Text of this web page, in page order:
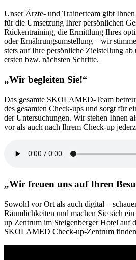
Unser Ärzte- und Trainerteam gibt
für die Umsetzung Ihrer persönlichen
Rückentraining, die Ermittlung Ihres
oder Ernährungsumstellung – wir
stets auf Ihre persönliche Zielstellung
ersten bzw. nächsten Schritte.
„Wir begleiten Sie!“
Das gesamte SKOLAMED-Team
des gesamten Check-ups und sorgt für
der Untersuchungen. Wir stehen Ihnen
vor als auch nach Ihrem Check-up
„Wir freuen uns auf Ihren
Sowohl vor Ort als auch digital –
Räumlichkeiten und machen Sie sich
up Zentrum im Steigenberger Hotel auf
SKOLAMED Check-up-Zentrum